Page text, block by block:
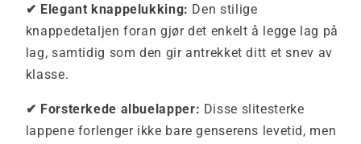
✔ Elegant knappelukking: Den stilige
knappedetaljen foran gjør det enkelt å legge lag på
lag, samtidig som den gir antrekket ditt et snev av
klasse.
✔ Forsterkede albuelapper: Disse slitesterke
lappene forlenger ikke bare genserens levetid, men